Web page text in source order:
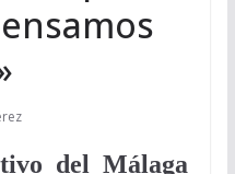
del Málaga